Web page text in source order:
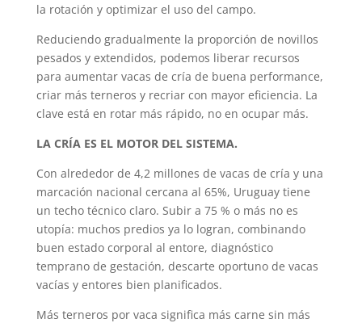
la rotación y optimizar el uso del campo.
Reduciendo gradualmente la proporción de novillos
pesados y extendidos, podemos liberar recursos
para aumentar vacas de cría de buena performance,
criar más terneros y recriar con mayor eficiencia. La
clave está en rotar más rápido, no en ocupar más.
LA CRÍA ES EL MOTOR DEL SISTEMA.
Con alrededor de 4,2 millones de vacas de cría y una
marcación nacional cercana al 65%, Uruguay tiene
un techo técnico claro. Subir a 75 % o más no es
utopía: muchos predios ya lo logran, combinando
buen estado corporal al entore, diagnóstico
temprano de gestación, descarte oportuno de vacas
vacías y entores bien planificados.
Más terneros por vaca significa más carne sin más